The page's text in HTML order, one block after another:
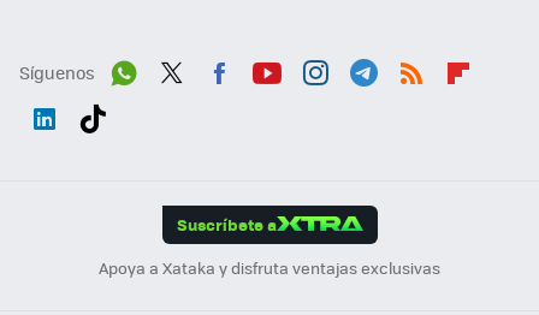
Síguenos
Suscríbete a
Apoya a Xataka y disfruta ventajas exclusivas